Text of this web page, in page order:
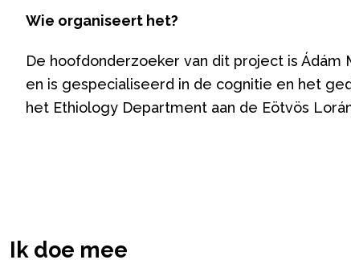
Wie organiseert het?
De hoofdonderzoeker van dit project is Ádám
en is gespecialiseerd in de cognitie en het
het Ethiology Department aan de Eötvös
Ik doe mee